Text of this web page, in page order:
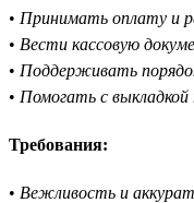
• Принимать оплату и
• Вести кассовую
• Поддерживать
• Помогать с выкладкой
Требования:
• Вежливость и